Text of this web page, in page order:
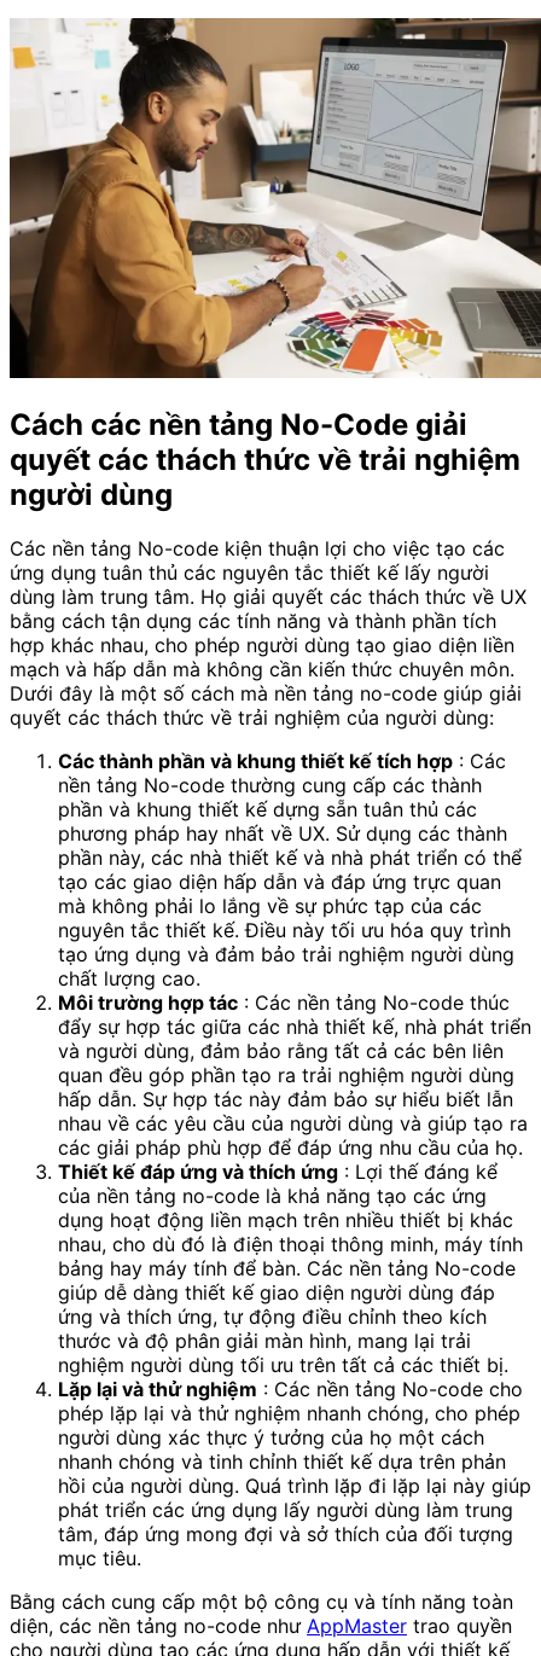
Cách các nền tảng No-Code giải
quyết các thách thức về trải nghiệm
người dùng
Các nền tảng No-code kiện thuận lợi cho việc tạo các
ứng dụng tuân thủ các nguyên tắc thiết kế lấy người
dùng làm trung tâm. Họ giải quyết các thách thức về UX
bằng cách tận dụng các tính năng và thành phần tích
hợp khác nhau, cho phép người dùng tạo giao diện liền
mạch và hấp dẫn mà không cần kiến ​​thức chuyên môn.
Dưới đây là một số cách mà nền tảng no-code giúp giải
quyết các thách thức về trải nghiệm của người dùng:
Các thành phần và khung thiết kế tích hợp : Các
nền tảng No-code thường cung cấp các thành
phần và khung thiết kế dựng sẵn tuân thủ các
phương pháp hay nhất về UX. Sử dụng các thành
phần này, các nhà thiết kế và nhà phát triển có thể
tạo các giao diện hấp dẫn và đáp ứng trực quan
mà không phải lo lắng về sự phức tạp của các
nguyên tắc thiết kế. Điều này tối ưu hóa quy trình
tạo ứng dụng và đảm bảo trải nghiệm người dùng
chất lượng cao.
Môi trường hợp tác : Các nền tảng No-code thúc
đẩy sự hợp tác giữa các nhà thiết kế, nhà phát triển
và người dùng, đảm bảo rằng tất cả các bên liên
quan đều góp phần tạo ra trải nghiệm người dùng
hấp dẫn. Sự hợp tác này đảm bảo sự hiểu biết lẫn
nhau về các yêu cầu của người dùng và giúp tạo ra
các giải pháp phù hợp để đáp ứng nhu cầu của họ.
Thiết kế đáp ứng và thích ứng : Lợi thế đáng kể
của nền tảng no-code là khả năng tạo các ứng
dụng hoạt động liền mạch trên nhiều thiết bị khác
nhau, cho dù đó là điện thoại thông minh, máy tính
bảng hay máy tính để bàn. Các nền tảng No-code
giúp dễ dàng thiết kế giao diện người dùng đáp
ứng và thích ứng, tự động điều chỉnh theo kích
thước và độ phân giải màn hình, mang lại trải
nghiệm người dùng tối ưu trên tất cả các thiết bị.
Lặp lại và thử nghiệm : Các nền tảng No-code cho
phép lặp lại và thử nghiệm nhanh chóng, cho phép
người dùng xác thực ý tưởng của họ một cách
nhanh chóng và tinh chỉnh thiết kế dựa trên phản
hồi của người dùng. Quá trình lặp đi lặp lại này giúp
phát triển các ứng dụng lấy người dùng làm trung
tâm, đáp ứng mong đợi và sở thích của đối tượng
mục tiêu.
Bằng cách cung cấp một bộ công cụ và tính năng toàn
diện, các nền tảng no-code như AppMaster trao quyền
cho người dùng tạo các ứng dụng hấp dẫn với thiết kế